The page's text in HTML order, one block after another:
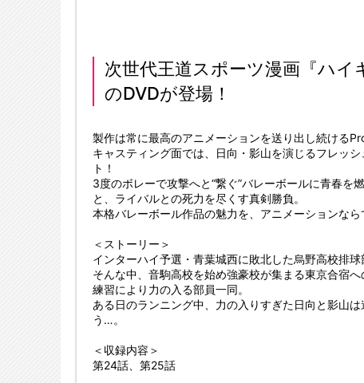
次世代王道スポーツ漫画『ハイ
のDVDが登場！
製作は常に最高のアニメーションを送り出し続ける
キャスティング面では、日向・影山を演じるフレッ
ト！
3度のボレーで攻撃へと“繋ぐ”バレーボールに青春を
と、ライバルとの死力を尽くす真剣勝負。
本格バレーボール作品の魅力を、アニメーションなら
＜ストーリー＞
インターハイ予選・青葉城西に敗北した烏野高校排
そんな中、音駒高校を始め強豪校が集まる東京合宿へ
練習により力の入る部員一同。
ある日のランニング中、力の入りすぎた日向と影山
う…。
＜収録内容＞
第24話、第25話